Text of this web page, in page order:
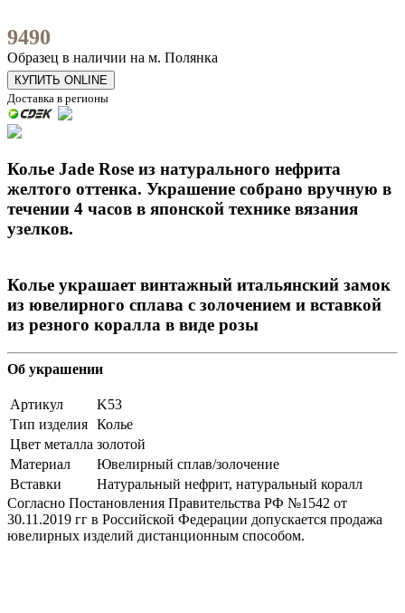
9490
Образец в наличии на м. Полянка
КУПИТЬ ONLINE
Доставка в регионы
Колье Jade Rose из натурального нефрита
желтого оттенка. Украшение собрано вручную в
течении 4 часов в японской технике вязания
узелков.
Колье украшает винтажный итальянский замок
из ювелирного сплава с золочением и вставкой
из резного коралла в виде розы
Об украшении
Артикул
K53
Тип изделия Колье
Цвет металла золотой
Материал
Ювелирный сплав/золочение
Вставки
Натуральный нефрит, натуральный коралл
Согласно Постановления Правительства РФ №1542 от
30.11.2019 гг в Российской Федерации допускается продажа
ювелирных изделий дистанционным способом.